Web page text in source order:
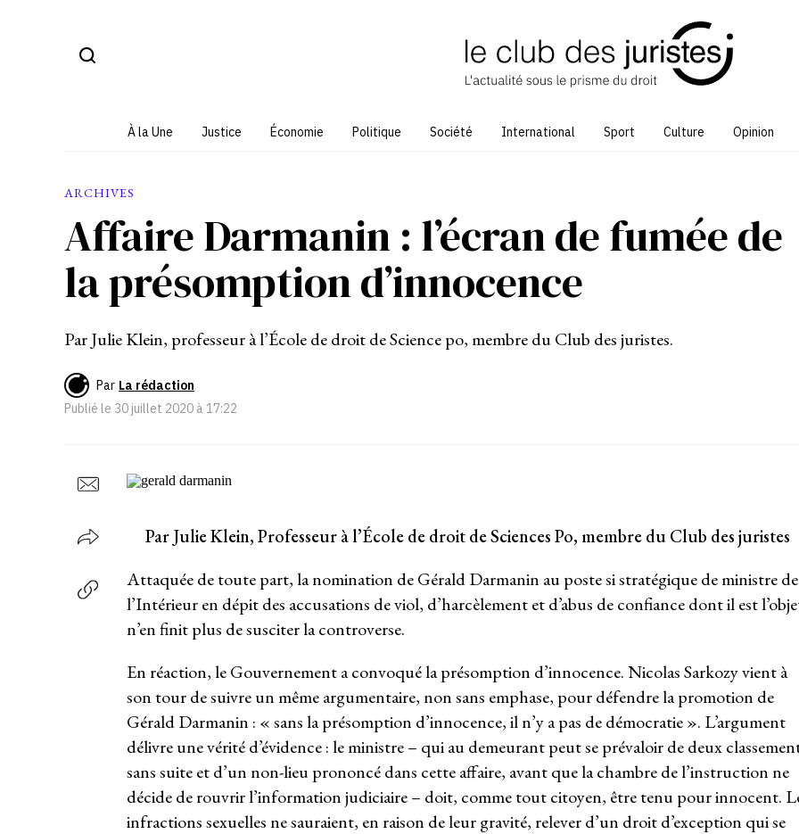
À la Une Justice Économie Politique Société International Sport Culture Opinion
ARCHIVES
Affaire Darmanin : l’écran de fumée de
la présomption d’innocence
Par Julie Klein, professeur à l’École de droit de Science po, membre du Club des juristes.
Par La rédaction
Publié le 30 juillet 2020 à 17:22
Par Julie Klein, Professeur à l’École de droit de Sciences Po, membre du Club des juristes
Attaquée de toute part, la nomination de Gérald Darmanin au poste si stratégique de ministre de
l’Intérieur en dépit des accusations de viol, d’harcèlement et d’abus de confiance dont il est
n’en finit plus de susciter la controverse.
En réaction, le Gouvernement a convoqué la présomption d’innocence. Nicolas Sarkozy vient à
son tour de suivre un même argumentaire, non sans emphase, pour défendre la promotion de
Gérald Darmanin : « sans la présomption d’innocence, il n’y a pas de démocratie ». L’argument
délivre une vérité d’évidence : le ministre – qui au demeurant peut se prévaloir de deux
sans suite et d’un non-lieu prononcé dans cette affaire, avant que la chambre de l’instruction ne
décide de rouvrir l’information judiciaire – doit, comme tout citoyen, être tenu pour innocent.
infractions sexuelles ne sauraient, en raison de leur gravité, relever d’un droit d’exception qui se